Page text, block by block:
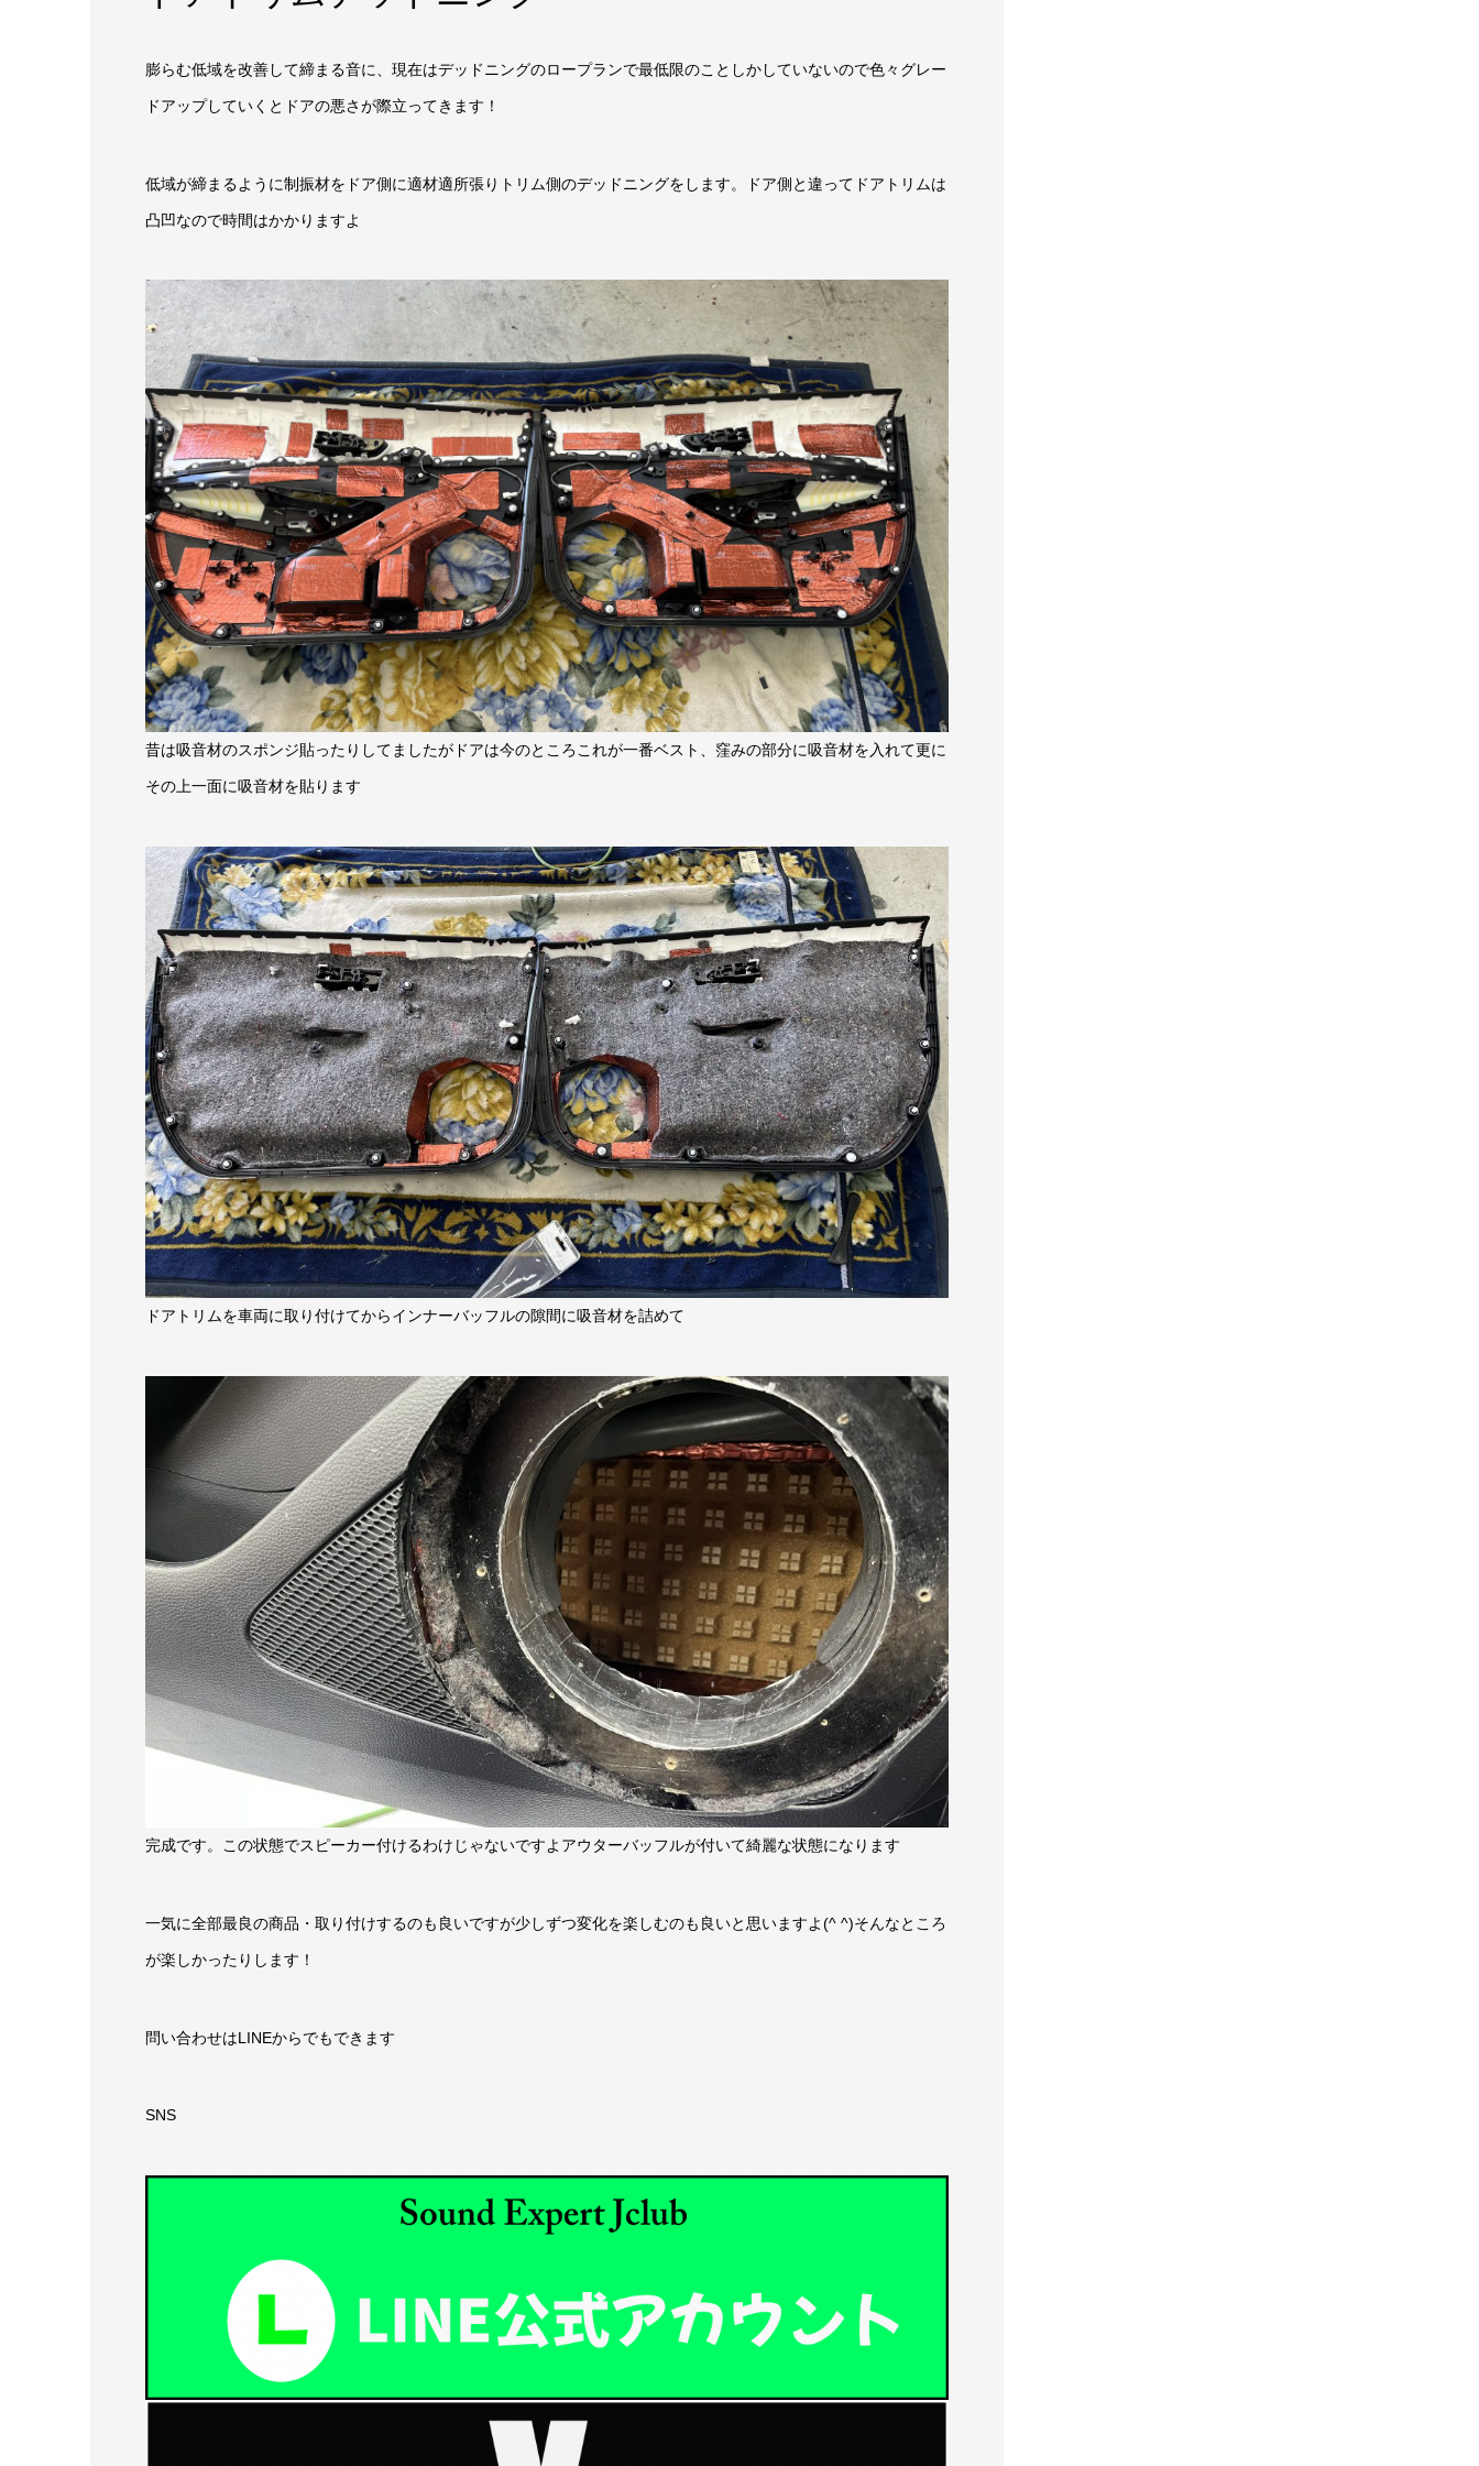
膨らむ低域を改善して締まる音に、現在はデッドニングのロープランで最低限のことしかしていないので色々グレー
ドアップしていくとドアの悪さが際立ってきます！
低域が締まるように制振材をドア側に適材適所張りトリム側のデッドニングをします。ドア側と違ってドアトリムは
凸凹なので時間はかかりますよ
昔は吸音材のスポンジ貼ったりしてましたがドアは今のところこれが一番ベスト、窪みの部分に吸音材を入れて更に
その上一面に吸音材を貼ります
ドアトリムを車両に取り付けてからインナーバッフルの隙間に吸音材を詰めて
完成です。この状態でスピーカー付けるわけじゃないですよアウターバッフルが付いて綺麗な状態になります
一気に全部最良の商品・取り付けするのも良いですが少しずつ変化を楽しむのも良いと思いますよ(^ ^)そんなところ
が楽しかったりします！
問い合わせはLINEからでもできます
SNS